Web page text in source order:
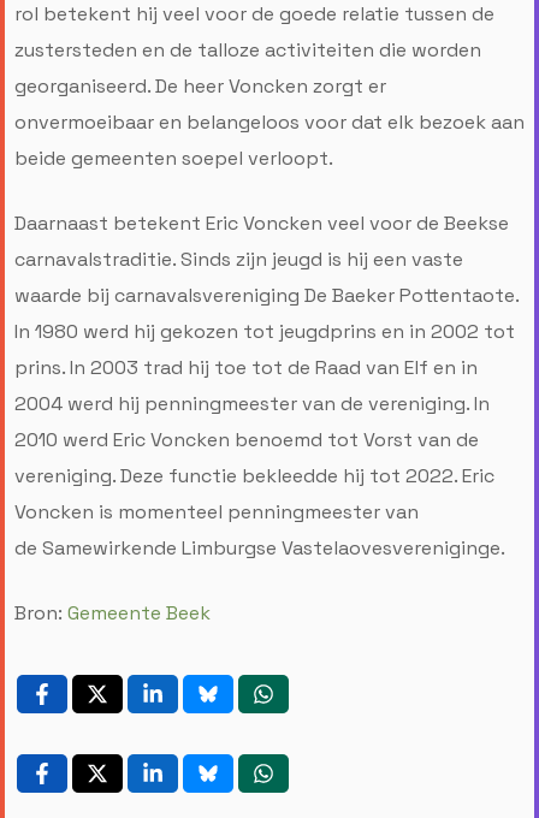
rol betekent hij veel voor de goede relatie tussen de
zustersteden en de talloze activiteiten die worden
georganiseerd. De heer Voncken zorgt er
onvermoeibaar en belangeloos voor dat elk bezoek aan
beide gemeenten soepel verloopt.
Daarnaast betekent Eric Voncken veel voor de Beekse
carnavalstraditie. Sinds zijn jeugd is hij een vaste
waarde bij carnavalsvereniging De Baeker Pottentaote.
In 1980 werd hij gekozen tot jeugdprins en in 2002 tot
prins. In 2003 trad hij toe tot de Raad van Elf en in
2004 werd hij penningmeester van de vereniging. In
2010 werd Eric Voncken benoemd tot Vorst van de
vereniging. Deze functie bekleedde hij tot 2022. Eric
Voncken is momenteel penningmeester van
de Samewirkende Limburgse Vastelaovesvereniginge.
Bron: Gemeente Beek